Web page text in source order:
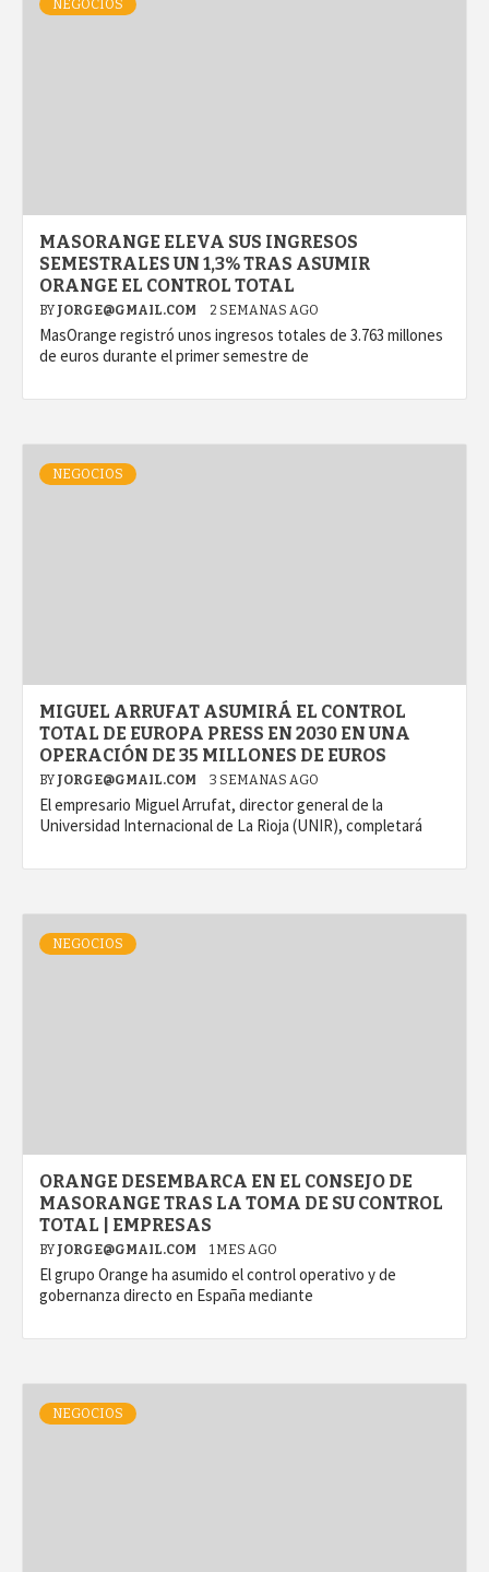
NEGOCIOS
MASORANGE ELEVA SUS INGRESOS
SEMESTRALES UN 1,3% TRAS ASUMIR
ORANGE EL CONTROL TOTAL
BY JORGE@GMAIL.COM 2 SEMANAS AGO
MasOrange registró unos ingresos totales de 3.763 millones
de euros durante el primer semestre de
NEGOCIOS
MIGUEL ARRUFAT ASUMIRÁ EL CONTROL
TOTAL DE EUROPA PRESS EN 2030 EN UNA
OPERACIÓN DE 35 MILLONES DE EUROS
BY JORGE@GMAIL.COM 3 SEMANAS AGO
El empresario Miguel Arrufat, director general de la
Universidad Internacional de La Rioja (UNIR), completará
NEGOCIOS
ORANGE DESEMBARCA EN EL CONSEJO DE
MASORANGE TRAS LA TOMA DE SU CONTROL
TOTAL | EMPRESAS
BY JORGE@GMAIL.COM 1 MES AGO
El grupo Orange ha asumido el control operativo y de
gobernanza directo en España mediante
NEGOCIOS